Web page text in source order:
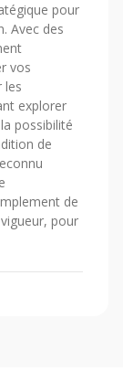
pour
Avec des
vos
les
explorer
possibilité
de
de
pour